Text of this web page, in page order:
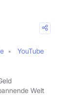
YouTube
Welt